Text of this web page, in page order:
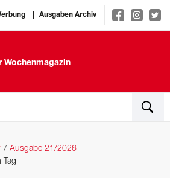
Ausgaben Archiv
Wochenmagazin
Ausgabe 21/2026
Tag